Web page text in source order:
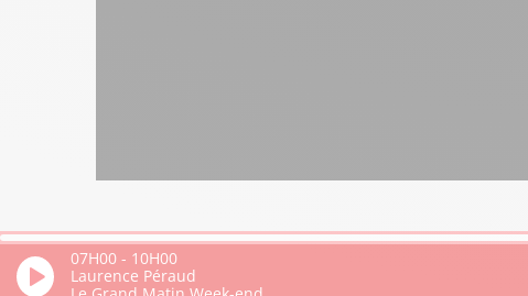
07H00 - 10H00
Laurence Péraud